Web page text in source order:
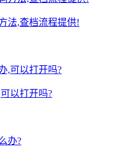
法,查档流程提供!
以打开吗?